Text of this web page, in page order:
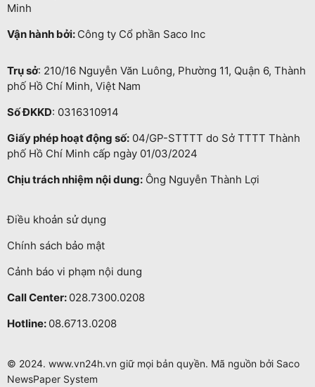
Minh
Vận hành bởi: Công ty Cổ phần Saco Inc
Trụ sở: 210/16 Nguyễn Văn Luông, Phường 11, Quận 6, Thành
phố Hồ Chí Minh, Việt Nam
Số ĐKKD: 0316310914
Giấy phép hoạt động số: 04/GP-STTTT do Sở TTTT Thành
phố Hồ Chí Minh cấp ngày 01/03/2024
Chịu trách nhiệm nội dung: Ông Nguyễn Thành Lợi
Điều khoản sử dụng
Chính sách bảo mật
Cảnh báo vi phạm nội dung
Call Center: 028.7300.0208
Hotline: 08.6713.0208
© 2024. www.vn24h.vn giữ mọi bản quyền. Mã nguồn bởi Saco
NewsPaper System